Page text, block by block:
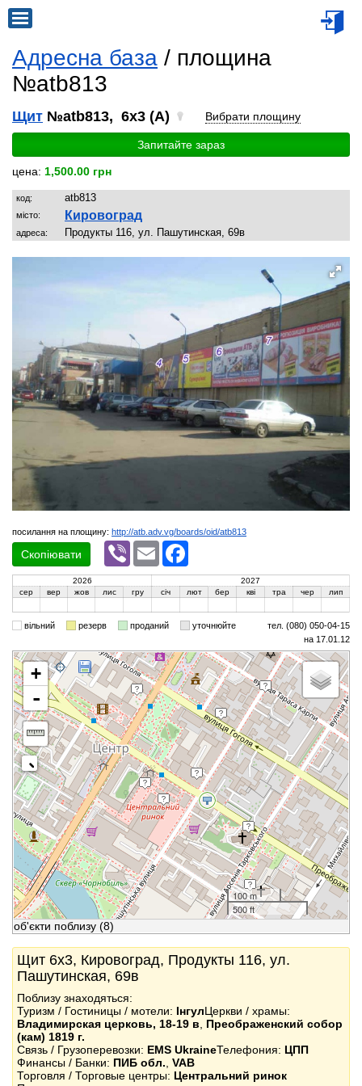
Адресна база / площина
№atb813
Щит №atb813, 6x3 (A) Вибрати площину
Запитайте зараз
цена: 1,500.00 грн
код: atb813
місто: Кировоград
адреса: Продукты 116, ул. Пашутинская, 69в
посилання на площину: http://atb.adv.vg/boards/oid/atb813
Скопіювати
Viber Email
2026
2027
сер
вер жов лис гру січ лют бер кві тра чер лип
вільний резерв проданий уточнюйте
тел. (080) 050-04-15
на 17.01.12
+
-
100 m
500 ft
об'єкти поблизу (8)
Щит 6x3, Кировоград, Продукты 116, ул.
Пашутинская, 69в
Поблизу знаходяться:
Туризм / Гостиницы / мотели: ІнгулЦеркви / храмы:
Владимирская церковь, 18-19 в
Преображенский собор
(кам) 1819 г.
Связь / Грузоперевозки: EMS UkraineТелефония: ЦПП
Финансы / Банки: ПИБ обл. VAB
Торговля / Торговые центры: Центральний ринок